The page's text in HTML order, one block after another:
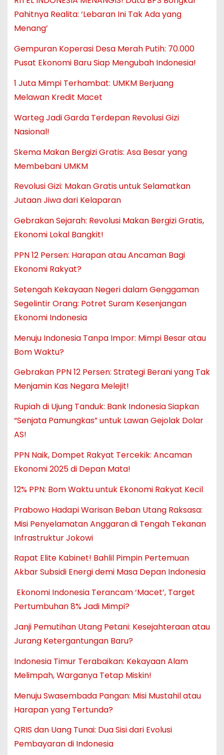
Pahitnya Realita: ‘Lebaran Ini Tak Ada yang
Menang’
Gempuran Koperasi Desa Merah Putih: 70.000
Pusat Ekonomi Baru Siap Mengubah Indonesia!
1 Juta Mimpi Terhambat: UMKM Berjuang
Melawan Kredit Macet
Warteg Jadi Garda Terdepan Revolusi Gizi
Nasional!
Skema Makan Bergizi Gratis: Asa Besar yang
Membebani UMKM
Revolusi Gizi: Makan Gratis untuk Selamatkan
Jutaan Jiwa dari Kelaparan
Gebrakan Sejarah: Revolusi Makan Bergizi Gratis,
Ekonomi Lokal Bangkit!
PPN 12 Persen: Harapan atau Ancaman Bagi
Ekonomi Rakyat?
Setengah Kekayaan Negeri dalam Genggaman
Segelintir Orang: Potret Suram Kesenjangan
Ekonomi Indonesia
Menuju Indonesia Tanpa Impor: Mimpi Besar atau
Bom Waktu?
Gebrakan PPN 12 Persen: Strategi Berani yang Tak
Menjamin Kas Negara Melejit!
Rupiah di Ujung Tanduk: Bank Indonesia Siapkan
“Senjata Pamungkas” untuk Lawan Gejolak Dolar
AS!
PPN Naik, Dompet Rakyat Tercekik: Ancaman
Ekonomi 2025 di Depan Mata!
12% PPN: Bom Waktu untuk Ekonomi Rakyat Kecil
Prabowo Hadapi Warisan Beban Utang Raksasa:
Misi Penyelamatan Anggaran di Tengah Tekanan
Infrastruktur Jokowi
Rapat Elite Kabinet! Bahlil Pimpin Pertemuan
Akbar Subsidi Energi demi Masa Depan Indonesia
Ekonomi Indonesia Terancam ‘Macet’, Target
Pertumbuhan 8% Jadi Mimpi?
Janji Pemutihan Utang Petani: Kesejahteraan atau
Jurang Ketergantungan Baru?
Indonesia Timur Terabaikan: Kekayaan Alam
Melimpah, Warganya Tetap Miskin!
Menuju Swasembada Pangan: Misi Mustahil atau
Harapan yang Tertunda?
QRIS dan Uang Tunai: Dua Sisi dari Evolusi
Pembayaran di Indonesia